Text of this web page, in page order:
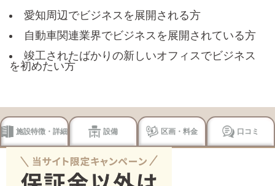
愛知周辺でビジネスを展開される方
自動車関連業界でビジネスを展開されている方
竣工されたばかりの新しいオフィスでビジネス
を初めたい方
施設特徴・詳細 設備 区画・料金 口コミ